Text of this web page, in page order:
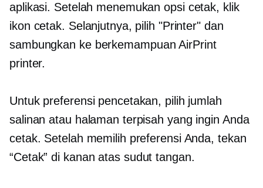
aplikasi. Setelah menemukan opsi cetak, klik
ikon cetak. Selanjutnya, pilih "Printer" dan
sambungkan ke berkemampuan AirPrint
printer.
Untuk preferensi pencetakan, pilih jumlah
salinan atau halaman terpisah yang ingin Anda
cetak. Setelah memilih preferensi Anda, tekan
“Cetak” di kanan atassudut tangan.